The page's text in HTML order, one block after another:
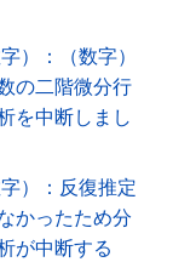
）：（数字）
の二階微分行
を中断しまし
）：反復推定
かったため分
が中断する